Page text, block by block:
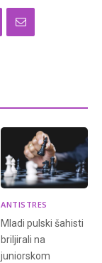
ANTISTRES
Mladi pulski šahisti
briljirali na
juniorskom